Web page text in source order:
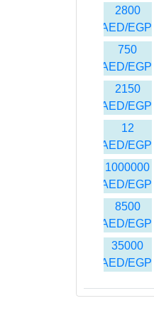
2800
AED/EGP
750
AED/EGP
2150
AED/EGP
12
AED/EGP
1000000
AED/EGP
8500
AED/EGP
35000
AED/EGP